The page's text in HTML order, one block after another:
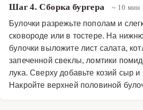
Шаг 4. Сборка бургера ~ 10 мин
Булочки разрежьте пополам и
сковороде или в тостере. На
булочки выложите лист салата,
запеченной свеклы, ломтики
лука. Сверху добавьте козий сыр
Накройте верхней половиной